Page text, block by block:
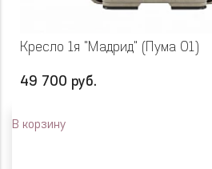
Кресло 1я "Мадрид" (Пума 01)
49 700 руб.
В корзину